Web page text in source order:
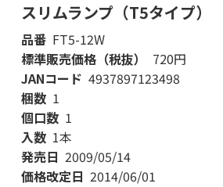
スリムランプ（T5タイプ）
品番 FT5-12W
標準販売価格（税抜）
720円
JANコード 4937897123498
梱数 1
個口数 1
入数 1本
発売日 2009/05/14
価格改定日 2014/06/01